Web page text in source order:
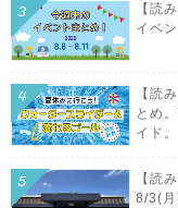
【読
イベ
【読
とめ
イド。
【読
8/3(月